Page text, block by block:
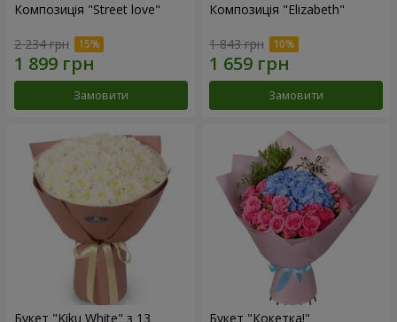
Композиція "Street love"
2 234 грн
Замовити
Композиція "Elizabeth"
1 843 грн
Замовити
Букет "Kiku White" з 13 Букет "Кокетка!"